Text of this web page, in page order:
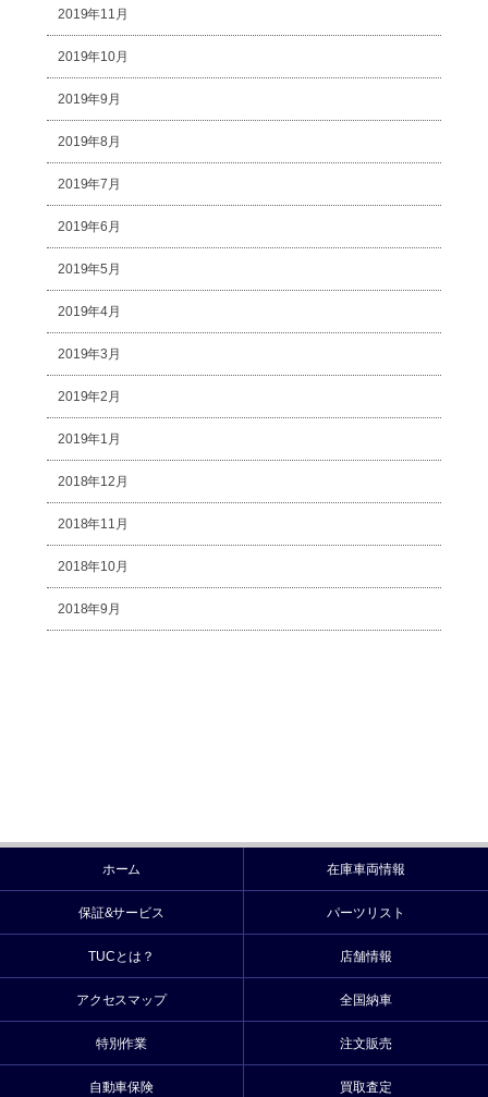
2019年11月
2019年10月
2019年9月
2019年8月
2019年7月
2019年6月
2019年5月
2019年4月
2019年3月
2019年2月
2019年1月
2018年12月
2018年11月
2018年10月
2018年9月
ホーム 在庫車両情報
保証&サービス パーツリスト
TUCとは？ 店舗情報
アクセスマップ 全国納車
特別作業 注文販売
自動車保険 買取査定